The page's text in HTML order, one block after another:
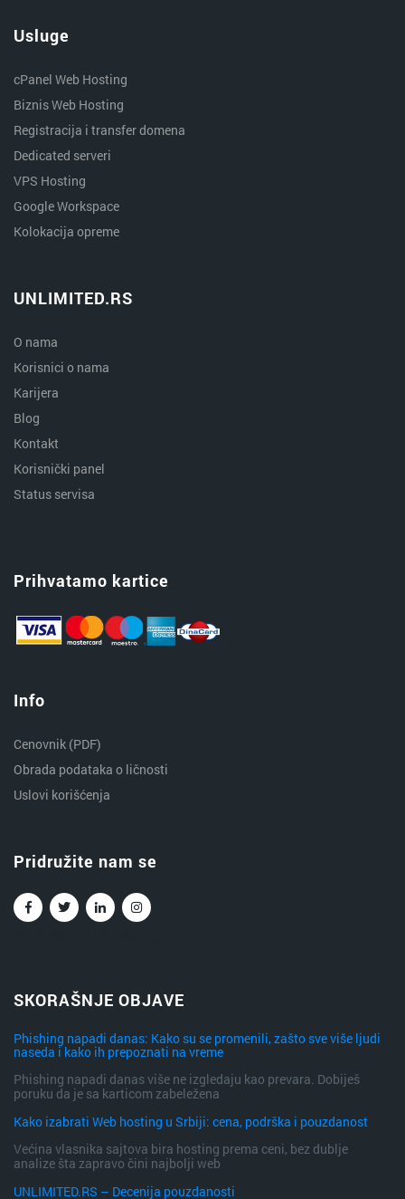
Usluge
cPanel Web Hosting
Biznis Web Hosting
Registracija i transfer domena
Dedicated serveri
VPS Hosting
Google Workspace
Kolokacija opreme
UNLIMITED.RS
O nama
Korisnici o nama
Karijera
Blog
Kontakt
Korisnički panel
Status servisa
Prihvatamo kartice
Info
Cenovnik (PDF)
Obrada podataka o ličnosti
Uslovi korišćenja
Pridružite nam se
SKORAŠNJE OBJAVE
Phishing napadi danas: Kako su se promenili, zašto sve više ljudi
naseda i kako ih prepoznati na vreme
Phishing napadi danas više ne izgledaju kao prevara. Dobiješ
poruku da je sa karticom zabeležena
Kako izabrati Web hosting u Srbiji: cena, podrška i pouzdanost
Većina vlasnika sajtova bira hosting prema ceni, bez dublje
analize šta zapravo čini najbolji web
UNLIMITED.RS – Decenija pouzdanosti